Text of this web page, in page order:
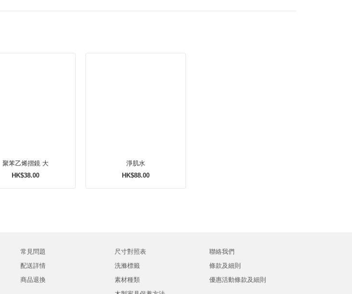
聚苯乙烯摺鏡 大
HK$38.00
淨肌水
HK$88.00
常見問題
配送詳情
商品退換
尺寸對照表
洗滌標籤
素材種類
聯絡我們
條款及細則
優惠活動條款及細則